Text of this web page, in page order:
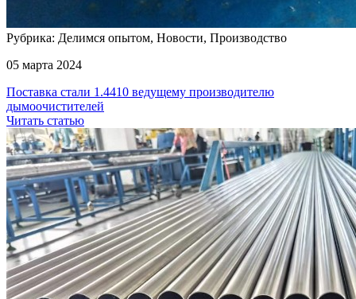
Рубрика: Делимся опытом, Новости, Производство
05 марта 2024
Поставка стали 1.4410 ведущему производителю
дымоочистителей
Читать статью